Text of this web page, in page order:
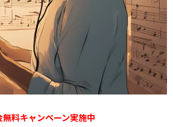
料キャンペーン実施中